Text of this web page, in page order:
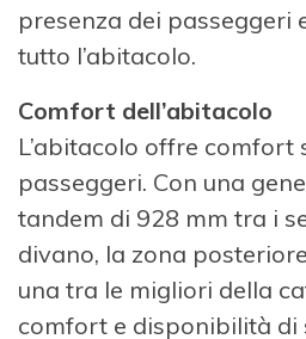
presenza dei passeggeri
tutto l’abitacolo.
Comfort dell’abitacolo
L’abitacolo offre comfort
passeggeri. Con una
tandem di 928 mm tra i
divano, la zona
una tra le migliori della
comfort e disponibilità di